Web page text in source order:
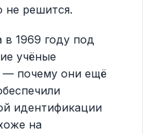
не решится.
в 1969 году под
учёные
— почему они ещё
идентификации
на